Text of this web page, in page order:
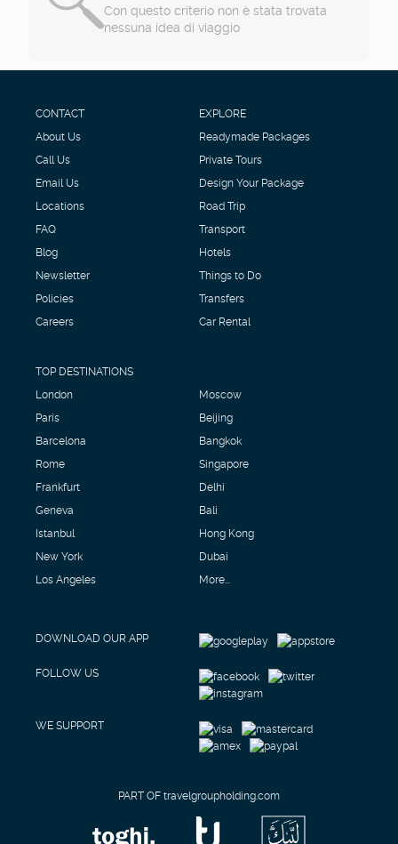
Con questo criterio non è stata trovata
nessuna idea di viaggio
CONTACT
About Us
Call Us
Email Us
Locations
FAQ
Blog
Newsletter
Policies
Careers
EXPLORE
Readymade Packages
Private Tours
Design Your Package
Road Trip
Transport
Hotels
Things to Do
Transfers
Car Rental
TOP DESTINATIONS
London
Paris
Barcelona
Rome
Frankfurt
Geneva
Istanbul
New York
Los Angeles
Moscow
Beijing
Bangkok
Singapore
Delhi
Bali
Hong Kong
Dubai
More...
DOWNLOAD OUR APP
FOLLOW US
WE SUPPORT
PART OF travelgroupholding.com